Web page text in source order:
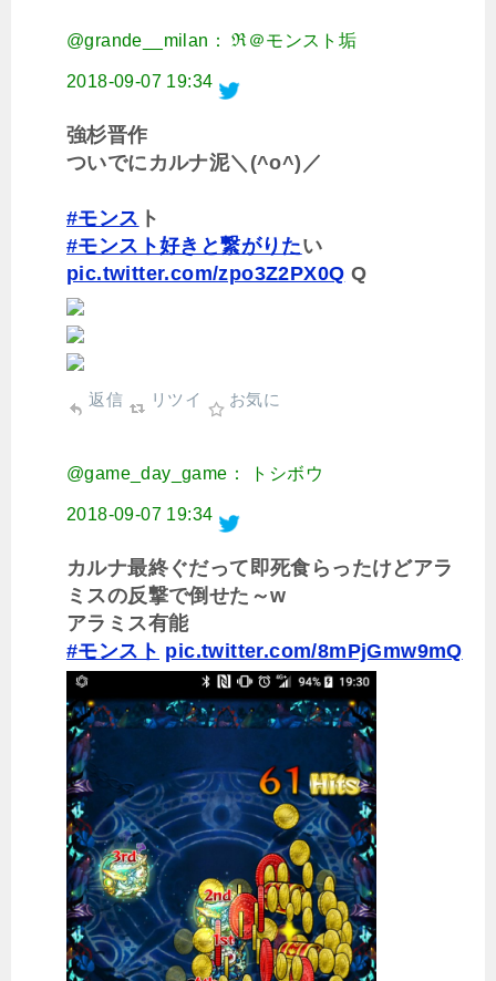
@grande__milan： ℜ＠モンスト垢
2018-09-07 19:34
強杉晋作
ついでにカルナ泥＼(^o^)／
#モンス ト
#モンスト好きと繋がりたい
pic.twitter.com/zpo3Z2PX0Q Q
返信 リツイ お気に
@game_day_game： トシボウ
2018-09-07 19:34
カルナ最終ぐだって即死食らったけどアラ
ミスの反撃で倒せた～w
アラミス有能
#モンスト pic.twitter.com/8mPjGmw9mQ